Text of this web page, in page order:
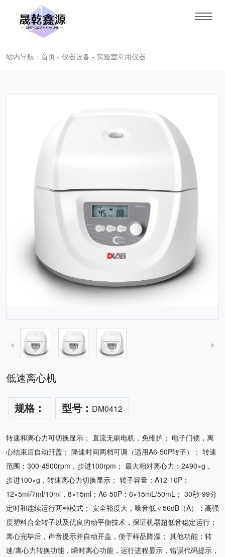
站内导航：首页 - 仪器设备 - 实验室常用仪器
低速离心机
规格： 型号： DM0412
转速和离心力可切换显示； 直流无刷电机，免维护； 电子门锁，离
心结束后自动幵盖； 降速时间两档可调（适用A6-50P转子）； 转速
范围：300-4500rpm，步进100rpm； 最大相对离心力：2490×g，
步进100×g，转速离心力切换显示； 转子容量：A12-10P：
12×5ml/7ml/10ml，8×15ml；A6-50P：6×15mL/50mL； 30秒-99分
定时和连续运行两种模式； 安全裕度大，噪音低＜56dB（A）：高强
度塑料合金转子以及优良的动平衡技术，保证机器超低音稳定运行；
离心完毕后，声音提示并自动开盖，便于样品降温； 其他功能：转
速/离心力转换功能，瞬时离心功能，运行进程显示，错误代码提示，